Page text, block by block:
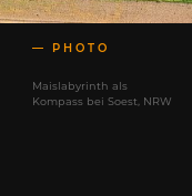
PHOTO
Maislabyrinth als
Kompass bei Soest, NRW